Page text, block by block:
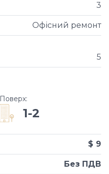
3
Офісний ремонт
5
Поверх:
1-2
Без ПДВ
$ 9